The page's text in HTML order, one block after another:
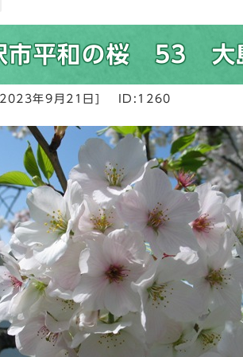
市平和の桜 53 大
2023年9月21日 ID:1260